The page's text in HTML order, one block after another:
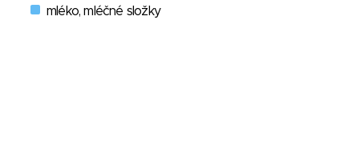
mléko, mléčné složky